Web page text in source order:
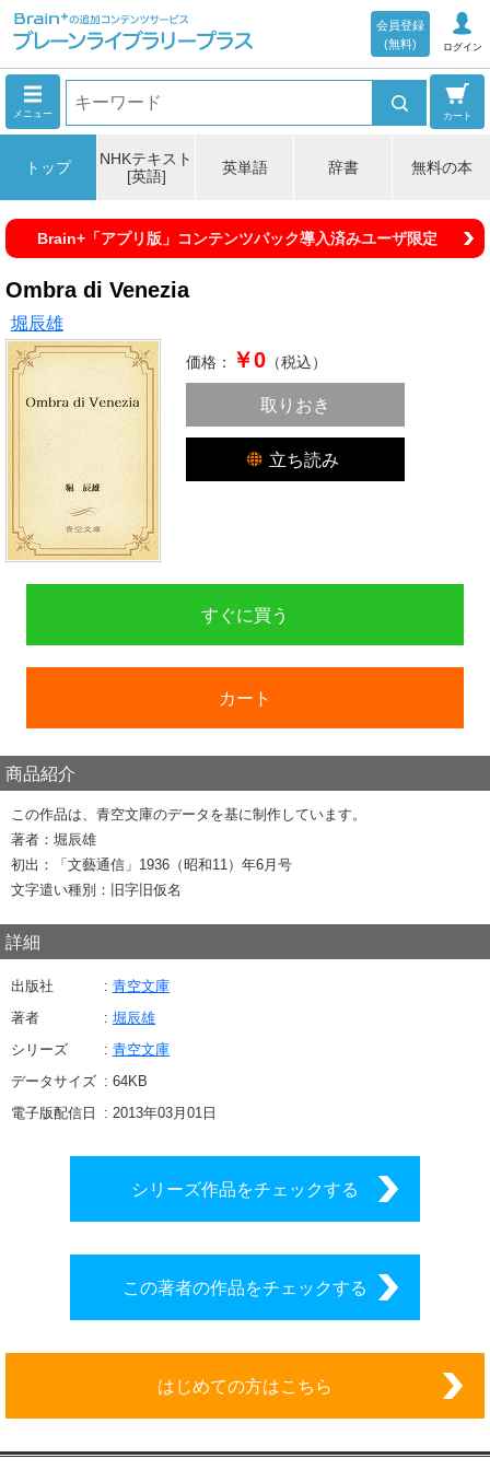
ログイン
会員登録
(無料)
メニュー カート
トップ
NHKテキスト
[英語]
英単語 辞書 無料の本
Brain+「アプリ版」コンテンツパック導入済みユーザ限定
Ombra di Venezia
堀辰雄
価格： ￥0 （税込）
取りおき
立ち読み
すぐに買う
カート
商品紹介
この作品は、青空文庫のデータを基に制作しています。
著者：堀辰雄
初出：「文藝通信」1936（昭和11）年6月号
文字遣い種別：旧字旧仮名
詳細
出版社
青空文庫
著者
堀辰雄
シリーズ
青空文庫
データサイズ
64KB
電子版配信日
2013年03月01日
シリーズ作品をチェックする
この著者の作品をチェックする
はじめての方はこちら